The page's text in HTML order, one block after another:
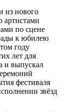
из нового
артистами
по сцене
к юбилею
году
лет для
и выпускал
фестиваля
звёзд